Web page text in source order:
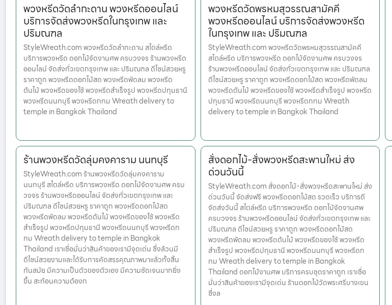
พวงหรีดวัดลำกะดาน พวงหรีดออนไลน์
บริการจัดส่งพวงหรีดในกรุงเทพ และ
ปริมณฑล
StyleWreath.com พวงหรีดวัดลำกะดาน สไตล์หรีด
บริการพวงหรีด ดอกไม้จัดงานศพ ครบวงจร ร้านพวงหรีด
ออนไลน์ จัดส่งทั่วเขตกรุงเทพ และ ปริมณฑล ดีไซน์สวยหรู
ราคาถูก พวงหรีดดอกไม้สด พวงหรีดพัดลม พวงหรีด
ต้นไม้ พวงหรีดของใช้ พวงหรีดสำเร็จรูป พวงหรีดปทุมธานี
พวงหรีดนนทบุรี พวงหรีดกทม Wreath delivery to
temple in Bangkok Thailand
พวงหรีดวัดพรหมสุวรรณสามัคคี
พวงหรีดออนไลน์ บริการจัดส่งพวงหรีด
ในกรุงเทพ และ ปริมณฑล
StyleWreath.com พวงหรีดวัดพรหมสุวรรณสามัคคี
สไตล์หรีด บริการพวงหรีด ดอกไม้จัดงานศพ ครบวงจร
ร้านพวงหรีดออนไลน์ จัดส่งทั่วเขตกรุงเทพ และ ปริมณฑล
ดีไซน์สวยหรู ราคาถูก พวงหรีดดอกไม้สด พวงหรีดพัดลม
พวงหรีดต้นไม้ พวงหรีดของใช้ พวงหรีดสำเร็จรูป พวงหรีด
ปทุมธานี พวงหรีดนนทบุรี พวงหรีดกทม Wreath
delivery to temple in Bangkok Thailand
ร้านพวงหรีดวัดลุ่มคงคาราม นนทบุรี
StyleWreath.com ร้านพวงหรีดวัดลุ่มคงคาราม
นนทบุรี สไตล์หรีด บริการพวงหรีด ดอกไม้จัดงานศพ ครบ
วงจร ร้านพวงหรีดออนไลน์ จัดส่งทั่วเขตกรุงเทพ และ
ปริมณฑล ดีไซน์สวยหรู ราคาถูก พวงหรีดดอกไม้สด
พวงหรีดพัดลม พวงหรีดต้นไม้ พวงหรีดของใช้ พวงหรีด
สำเร็จรูป พวงหรีดปทุมธานี พวงหรีดนนทบุรี พวงหรีดก
ทม Wreath delivery to temple in Bangkok
Thailand เราเชื่อมั่นว่าสินค้าของเรามีจุดเด่น ซึ่งล้วนมี
ดีไซน์สวยงามและได้รับการคัดสรรคุณภาพมาแล้วทั้งสิ้น
ทันสมัย มีความเป็นตัวของตัวเอง มีความชัดเจนมากยิ่ง
ขึ้น สะท้อนความต้องก
สั่งดอกไม้-สั่งพวงหรีดสะพานใหม่ ส่ง
ด่วนวันนี้
StyleWreath.com สั่งดอกไม้-สั่งพวงหรีดสะพานใหม่ ส่ง
ด่วนวันนี้ จัดส่งฟรี พวงหรีดดอกไม้สด รวดเร็ว บริการดี
จัดส่งวันนี้ สไตล์หรีด บริการพวงหรีด ดอกไม้จัดงานศพ
ครบวงจร ร้านพวงหรีดออนไลน์ จัดส่งทั่วเขตกรุงเทพ และ
ปริมณฑล ดีไซน์สวยหรู ราคาถูก พวงหรีดดอกไม้สด
พวงหรีดพัดลม พวงหรีดต้นไม้ พวงหรีดของใช้ พวงหรีด
สำเร็จรูป พวงหรีดปทุมธานี พวงหรีดนนทบุรี พวงหรีดก
ทม Wreath delivery to temple in Bangkok
Thailand ดอกไม้งานศพ บริการครบชุดราคาถูก เราเชื่อ
มั่นว่าสินค้าของเรามีจุดเด่น ร้านดอกไม้วัดพระศรีบางเขน
ซึ่งล